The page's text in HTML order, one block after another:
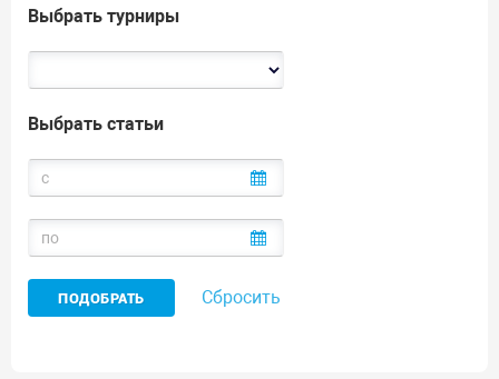
Выбрать турниры
Выбрать статьи
Сбросить